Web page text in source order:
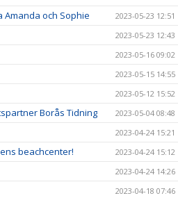
och Sophie 2023-05-23 12:51
2023-05-23 12:43
2023-05-16 09:02
2023-05-15 14:55
2023-05-12 15:52
Borås Tidning
2023-05-04 08:48
2023-04-24 15:21
beachcenter! 2023-04-24 15:12
2023-04-24 14:26
2023-04-18 07:46